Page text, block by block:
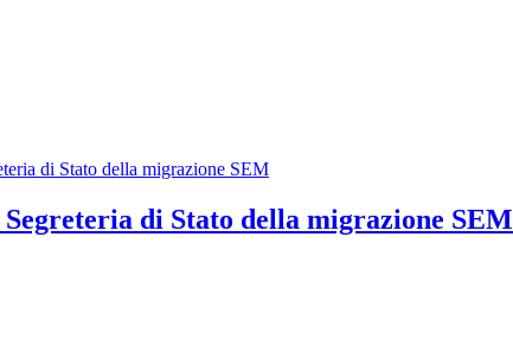
Segreteria di Stato della migrazione SEM